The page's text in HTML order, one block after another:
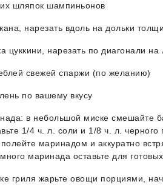
шляпок шампиньонов
нарезать вдоль на дольки
нарезать по диагонали на
свежей спаржи (по желанию)
по вашему вкусу
в небольшой миске смешайте
1/4 ч. л. соли и 1/8 ч. л.
маринадом и аккуратно
маринада оставьте для
гриля жарьте овощи порциями,